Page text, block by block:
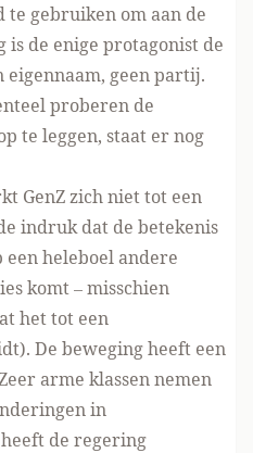
te gebruiken om aan de
is de enige protagonist de
eigennaam, geen partij.
proberen de
te leggen, staat er nog
GenZ zich niet tot een
indruk dat de betekenis
een heleboel andere
komt – misschien
het tot een
De beweging heeft een
arme klassen nemen
in
de regering